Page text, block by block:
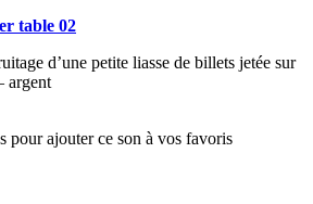
table 02
d’une petite liasse de billets jetée sur
argent